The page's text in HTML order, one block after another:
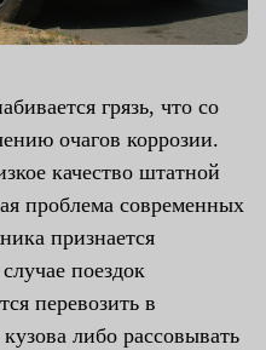
грязь, что со
очагов коррозии.
качество штатной
проблема современных
признается
поездок
перевозить в
либо рассовывать